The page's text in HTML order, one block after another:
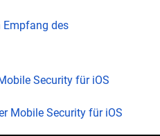
Empfang des
Security für iOS
Mobile Security für iOS